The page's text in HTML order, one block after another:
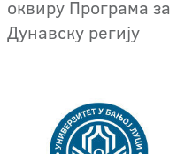
оквиру Програма за
Дунавску регију